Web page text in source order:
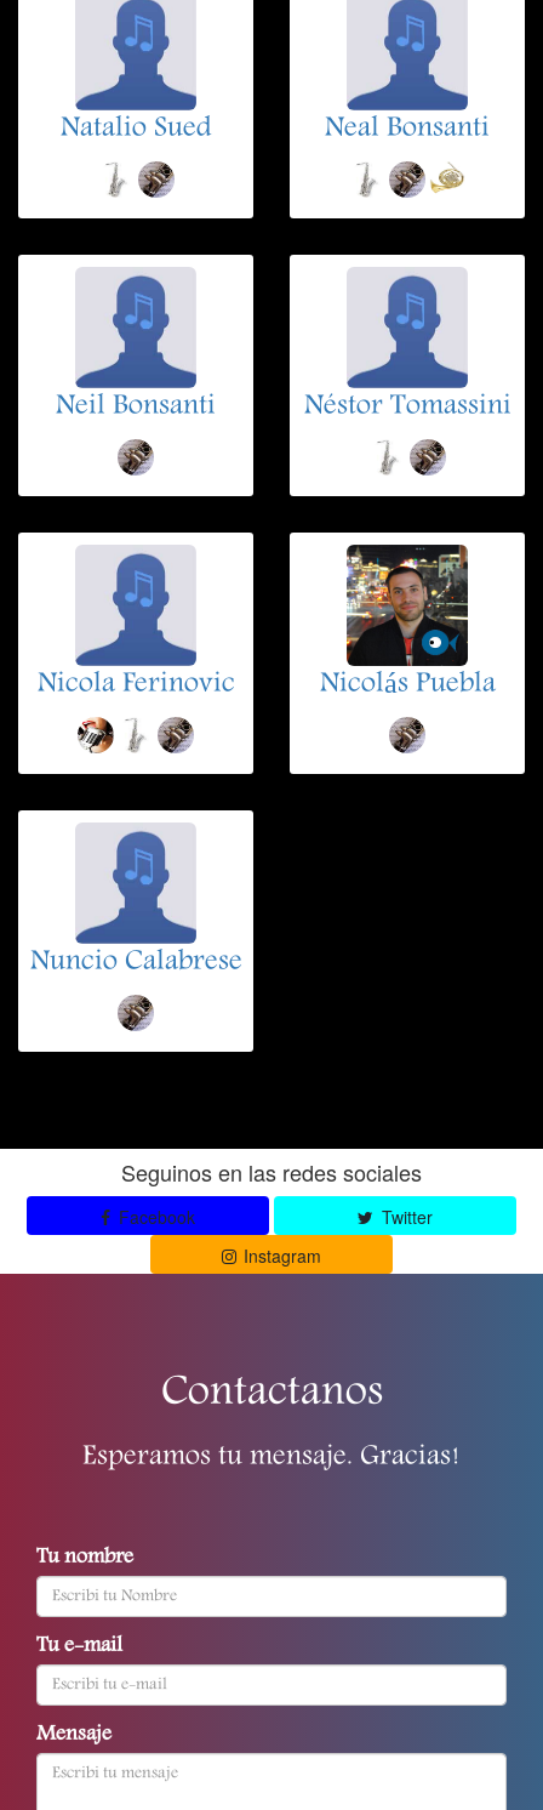
Natalio Sued Neal Bonsanti
Neil Bonsanti Néstor Tomassini
Nicola Ferinovic Nicolás Puebla
Nuncio Calabrese
Seguinos en las redes sociales
Facebook
Twitter
Instagram
Contactanos
Esperamos tu mensaje. Gracias!
Tu nombre
Tu e-mail
Mensaje